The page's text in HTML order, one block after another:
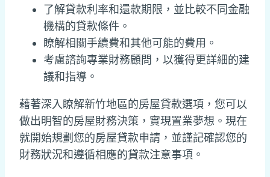
了解貸款利率和還款期限，並比較不同金融
機構的貸款條件。
瞭解相關手續費和其他可能的費用。
考慮諮詢專業財務顧問，以獲得更詳細的建
議和指導。
藉著深入瞭解新竹地區的房屋貸款選項，您可以
做出明智的房屋財務決策，實現置業夢想。現在
就開始規劃您的房屋貸款申請，並謹記確認您的
財務狀況和遵循相應的貸款注意事項。